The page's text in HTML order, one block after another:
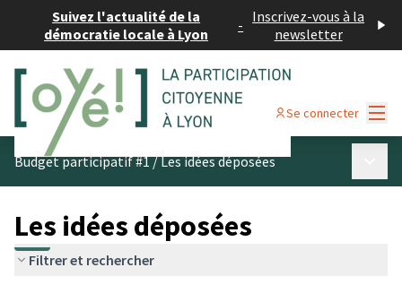
Suivez l'actualité de la
démocratie locale à Lyon
- Inscrivez-vous à la
newsletter
Se connecter
Budget participatif #1/Les idées déposées
Les idées déposées
Filtrer et rechercher